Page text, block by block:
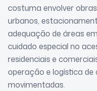
costuma envolver
urbanos,
adequação de áreas
cuidado especial no
residenciais e
operação e logística de
movimentadas.